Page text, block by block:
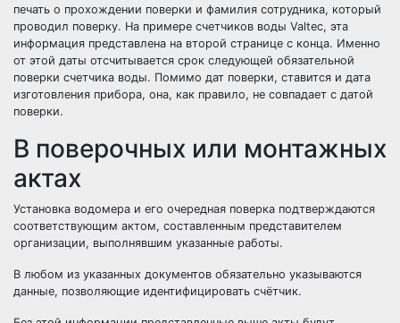
печать о прохождении поверки и фамилия сотрудника, который
проводил поверку. На примере счетчиков воды Valtec, эта
информация представлена на второй странице с конца. Именно
от этой даты отсчитывается срок следующей обязательной
поверки счетчика воды. Помимо дат поверки, ставится и дата
изготовления прибора, она, как правило, не совпадает с датой
поверки.
В поверочных или монтажных
актах
Установка водомера и его очередная поверка подтверждаются
соответствующим актом, составленным представителем
организации, выполнявшим указанные работы.
В любом из указанных документов обязательно указываются
данные, позволяющие идентифицировать счётчик.